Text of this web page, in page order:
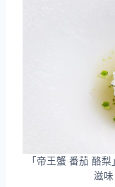
「帝王蟹 番茄 酪
滋味